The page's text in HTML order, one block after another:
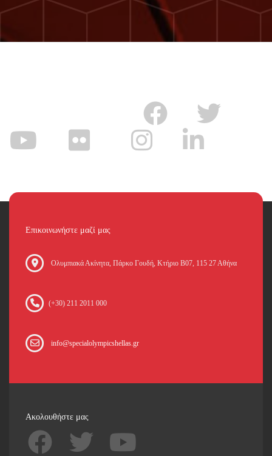
Επικοινωνήστε μαζί μας
Oλυμπιακά Ακίνητα, Πάρκο Γουδή, Κτήριο Β07, 115 27 Αθήνα
(+30) 211 2011 000
info@specialolympicshellas.gr
Ακολουθήστε μας